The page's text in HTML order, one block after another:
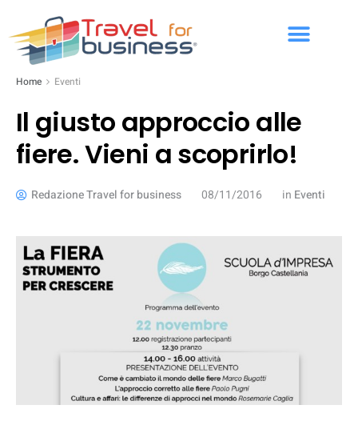
Home Eventi
Il giusto approccio alle
fiere. Vieni a scoprirlo!
Redazione Travel for business 08/11/2016 in Eventi